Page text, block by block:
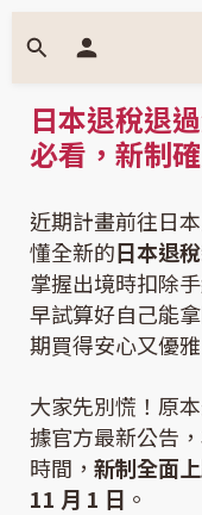
日本退稅退
必看，新制
近期計畫前往日
懂全新的日本退稅
掌握出境時扣除
早試算好自己能
期買得安心又優雅
大家先別慌！原
據官方最新公告
時間， 新制全面
11 月 1 日 。